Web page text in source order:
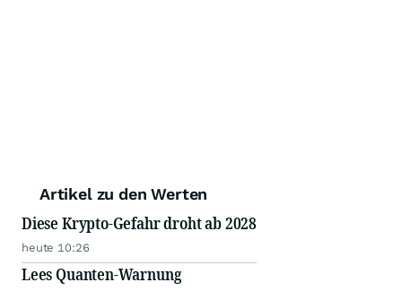
Artikel zu den Werten
Diese Krypto-Gefahr droht ab 2028
heute 10:26
Lees Quanten-Warnung